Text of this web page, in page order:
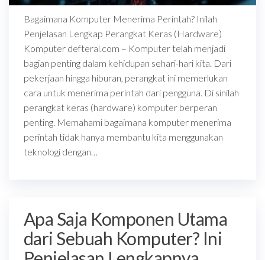
Bagaimana Komputer Menerima Perintah? Inilah
Penjelasan Lengkap Perangkat Keras (Hardware)
Komputer defteral.com – Komputer telah menjadi
bagian penting dalam kehidupan sehari-hari kita. Dari
pekerjaan hingga hiburan, perangkat ini memerlukan
cara untuk menerima perintah dari pengguna. Di sinilah
perangkat keras (hardware) komputer berperan
penting. Memahami bagaimana komputer menerima
perintah tidak hanya membantu kita menggunakan
teknologi dengan…
Apa Saja Komponen Utama
dari Sebuah Komputer? Ini